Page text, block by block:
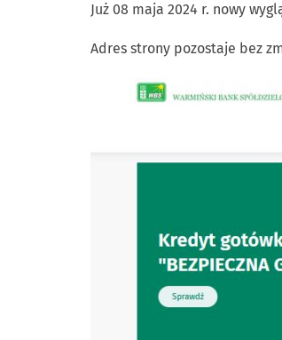
Już 08 maja 2024 r. nowy
Adres strony pozostaje bez